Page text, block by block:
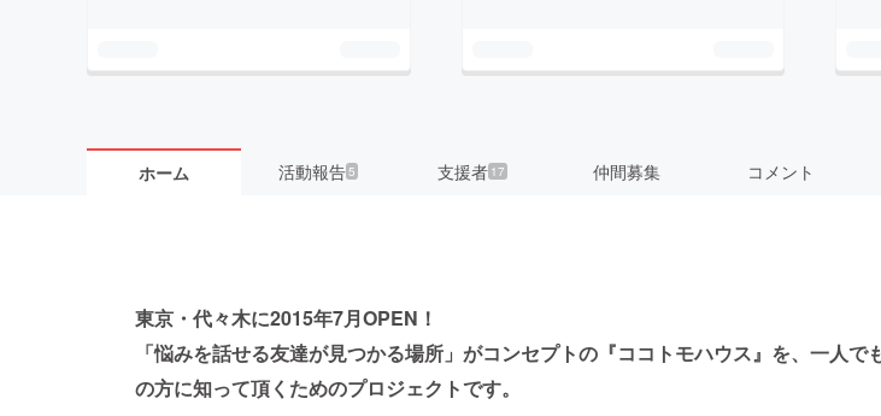
ホーム 活動報告5 支援者 17 仲間募集 コメント
東京・代々木に2015年7月OPEN！
「悩みを話せる友達が見つかる場所」がコンセプトの『ココトモハウス』を、一人で
の方に知って頂くためのプロジェクトです。